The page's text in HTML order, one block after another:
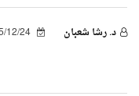
د. رشا شعبان